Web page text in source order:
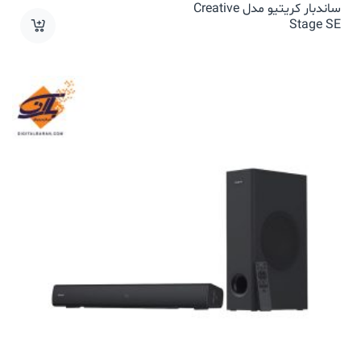
ساندبار کریتیو مدل Creative
Stage SE